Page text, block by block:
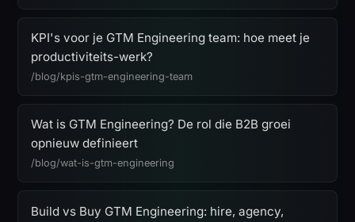
KPI's voor je GTM Engineering team: hoe meet je
productiviteits-werk?
/blog/kpis-gtm-engineering-team
Wat is GTM Engineering? De rol die B2B groei
opnieuw definieert
/blog/wat-is-gtm-engineering
Build vs Buy GTM Engineering: hire, agency,